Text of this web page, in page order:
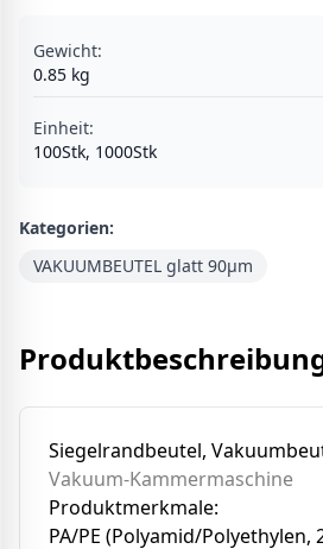
Gewicht:
0.85 kg
Einheit:
100Stk, 1000Stk
Kategorien:
VAKUUMBEUTEL glatt 90µm
Siegelrandbeutel,
Vakuum-Kammermaschine
Produktmerkmale:
PA/PE (Polyamid/Polyethylen,